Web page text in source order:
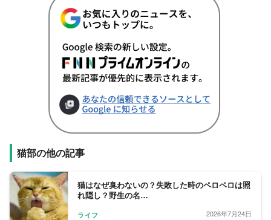
猫部の他の記事
猫はなぜ臭わないの？失敗した時のペロペロは照
れ隠し？野生の名…
ライフ 2026年7月24日